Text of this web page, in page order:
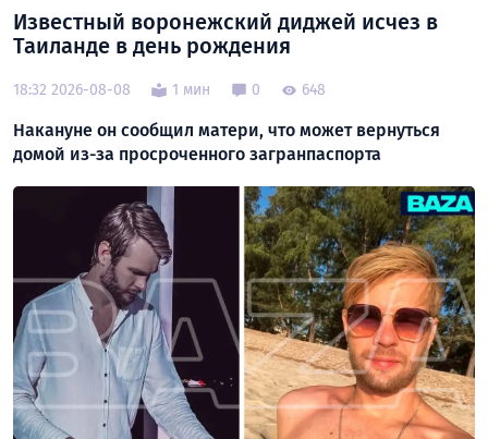
Известный воронежский диджей исчез в
Таиланде в день рождения
18:32 2026-08-08 1 мин 0 648
Накануне он сообщил матери, что может вернуться
домой из-за просроченного загранпаспорта